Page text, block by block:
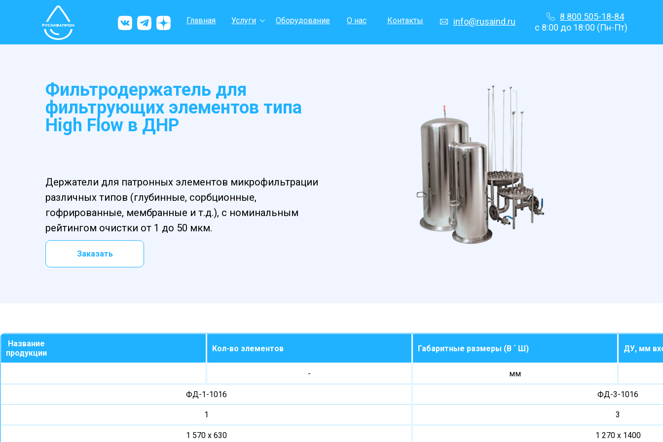
Оборудование
Главная О нас Контакты
Услуги 8 800 505-18-84
info@rusaind.ru
с 8:00 до 18:00 (Пн-Пт)
Фильтродержатель для
фильтрующих элементов типа
High Flow в ДНР
Держатели для патронных элементов микрофильтрации
различных типов (глубинные, сорбционные,
гофрированные, мембранные и т.д.), с номинальным
рейтингом очистки от 1 до 50 мкм.
Заказать
Название
продукции
Кол-во элементов Габаритные размеры (В ´ Ш) ДУ, мм
- мм
ФД-1-1016 ФД-3-1016
1 3
1 570 х 630 1 270 х 1400